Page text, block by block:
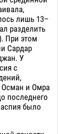
лишь 13–
разделить
При этом
Сардар
У
с
Осман и Омра
последнего
было